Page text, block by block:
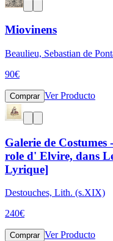
Miovinens
Beaulieu, Sebastian de
90€
Comprar Ver Producto
Galerie de
role d' Elvire, dans
Lyrique]
Destouches, Lith. (s.XIX)
240€
Comprar Ver Producto